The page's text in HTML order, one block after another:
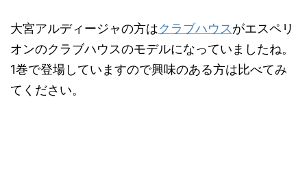
大宮アルディージャの方はクラブハウスがエスペリ
オンのクラブハウスのモデルになっていましたね。
1巻で登場していますので興味のある方は比べてみ
てください。